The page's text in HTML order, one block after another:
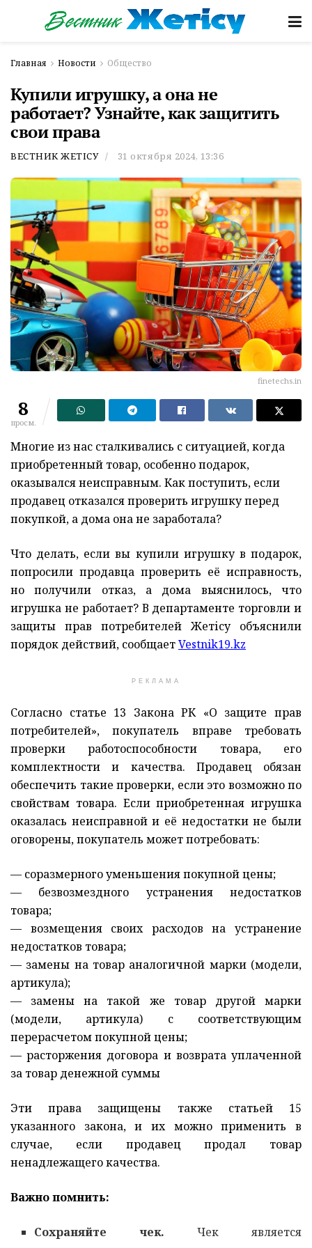
Главная Новости Общество
Купили игрушку, а она не
работает? Узнайте, как защитить
свои права
ВЕСТНИК ЖЕТІСУ 31 октября 2024, 13:36
finetechs.in
8
просм.
Многие из нас сталкивались с ситуацией, когда
приобретенный товар, особенно подарок,
оказывался неисправным. Как поступить, если
продавец отказался проверить игрушку перед
покупкой, а дома она не заработала?
Что делать, если вы купили игрушку в подарок,
попросили продавца проверить её исправность,
но получили отказ, а дома выяснилось, что
игрушка не работает? В департаменте торговли и
защиты прав потребителей Жетісу объяснили
порядок действий, сообщаетVestnik19.kz
РЕКЛАМА
Согласно статье 13 Закона РК «О защите прав
потребителей», покупатель вправе требовать
проверки работоспособности товара, его
комплектности и качества. Продавец обязан
обеспечить такие проверки, если это возможно по
свойствам товара. Если приобретенная игрушка
оказалась неисправной и её недостатки не были
оговорены, покупатель может потребовать:
— соразмерного уменьшения покупной цены;
— безвозмездного устранения недостатков
товара;
— возмещения своих расходов на устранение
недостатков товара;
— замены на товар аналогичной марки (модели,
артикула);
— замены на такой же товар другой марки
(модели, артикула) с соответствующим
перерасчетом покупной цены;
— расторжения договора и возврата уплаченной
за товар денежной суммы
Эти права защищены также статьей 15
указанного закона, и их можно применить в
случае, если продавец продал товар
ненадлежащего качества.
Важно помнить:
Сохраняйте чек. Чек является